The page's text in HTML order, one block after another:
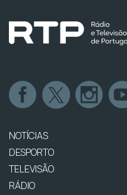
NOTÍCIAS
DESPORTO
TELEVISÃO
RÁDIO